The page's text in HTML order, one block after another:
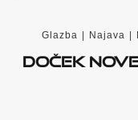
Glazba | Najava |
DOČEK